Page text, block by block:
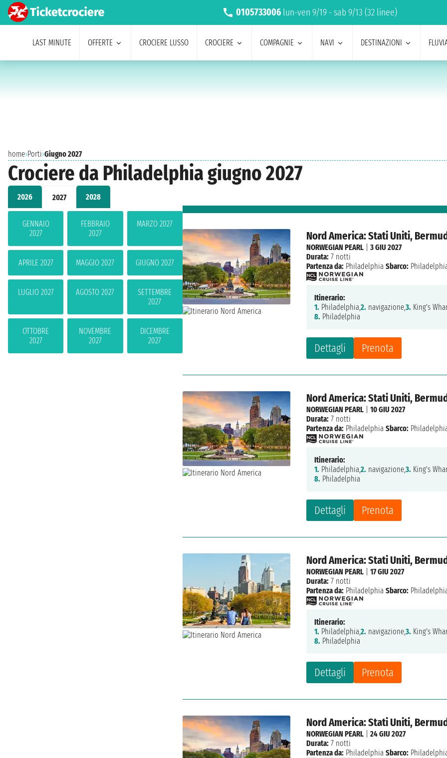
0105733006 lun-ven 9/19 - sab 9/13 (32 linee)
LAST MINUTE OFFERTE CROCIERE LUSSO CROCIERE COMPAGNIE NAVI DESTINAZIONI
home›Porti›Giugno 2027
Crociere da Philadelphia giugno 2027
2026 2027 2028
GENNAIO
2027
FEBBRAIO
2027
MARZO 2027
APRILE 2027 MAGGIO 2027 GIUGNO 2027
LUGLIO 2027 AGOSTO 2027
SETTEMBRE
2027
OTTOBRE
2027
NOVEMBRE
2027
DICEMBRE
2027
Nord America: Stati Uniti,
Dettagli Prenota
NORWEGIAN PEARL |3 GIU 2027
Durata: 7 notti
Partenza da: Philadelphia Sbarco:
Itinerario:
1. Philadelphia,2. navigazione,3. King's
8. Philadelphia
Nord America: Stati Uniti,
Dettagli Prenota
NORWEGIAN PEARL |10 GIU 2027
Durata: 7 notti
Partenza da: Philadelphia Sbarco:
Itinerario:
1. Philadelphia,2. navigazione,3. King's
8. Philadelphia
Nord America: Stati Uniti,
Dettagli Prenota
NORWEGIAN PEARL |17 GIU 2027
Durata: 7 notti
Partenza da: Philadelphia Sbarco:
Itinerario:
1. Philadelphia,2. navigazione,3. King's
8. Philadelphia
Nord America: Stati Uniti,
NORWEGIAN PEARL |24 GIU 2027
Durata: 7 notti
Partenza da: Philadelphia Sbarco: